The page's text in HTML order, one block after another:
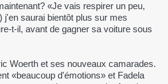
«Je vais respirer un peu,
saurai bientôt plus sur mes
t-il, avant de gagner sa voiture sous
Woerth et ses nouveaux camarades.
«beaucoup d'émotions» et Fadela